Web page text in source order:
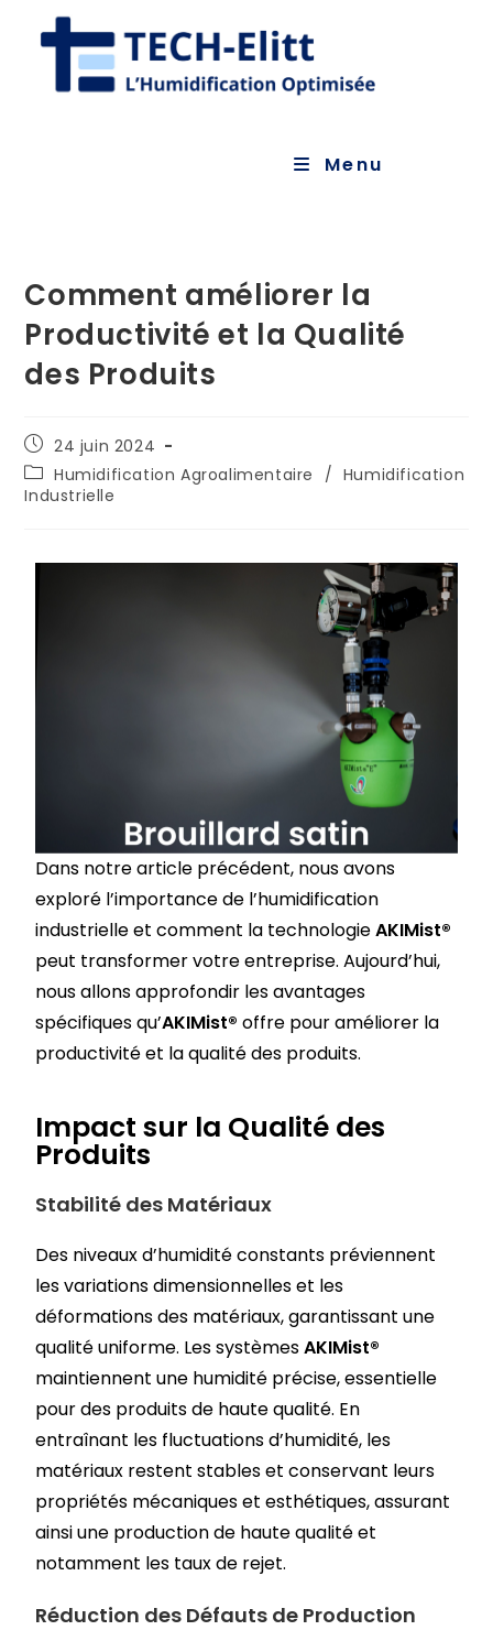
Menu
Comment améliorer la
Productivité et la Qualité
des Produits
24 juin 2024
Humidification Agroalimentaire
/ Humidification
Industrielle
Dans notre article précédent, nous avons
exploré l’importance de l’humidification
industrielle et comment la technologieAKIMist®
peut transformer votre entreprise. Aujourd’hui,
nous allons approfondir les avantages
spécifiques qu’AKIMist® offre pour améliorer la
productivité et la qualité des produits.
Impact sur la Qualité des
Produits
Stabilité des Matériaux
Des niveaux d’humidité constants préviennent
les variations dimensionnelles et les
déformations des matériaux, garantissant une
qualité uniforme. Les systèmesAKIMist®
maintiennent une humidité précise, essentielle
pour des produits de haute qualité. En
entraînant les fluctuations d’humidité, les
matériaux restent stables et conservant leurs
propriétés mécaniques et esthétiques, assurant
ainsi une production de haute qualité et
notamment les taux de rejet.
Réduction des Défauts de Production